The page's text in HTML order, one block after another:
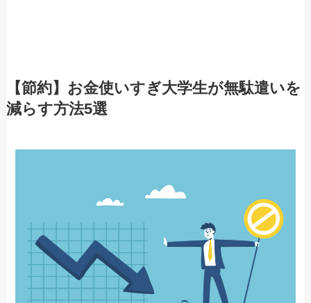
【節約】お金使いすぎ大学生が無駄遣いを
減らす方法5選